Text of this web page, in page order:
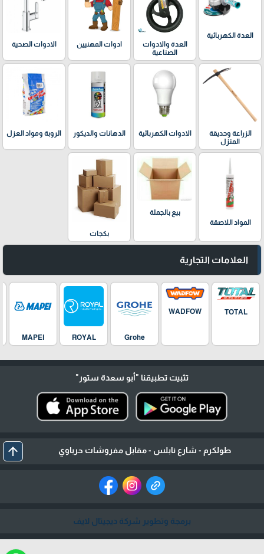
العدة الكهربائية
العدة والادوات
الصناعية
ادوات المهنيين الادوات الصحية
الزراعة وحديقة
المنزل
الادوات الكهربائية الدهانات والديكور الروبة ومواد العزل
المواد اللاصقة
بيع بالجملة
بكجات
العلامات التجارية
TOTAL
WADFOW
Grohe
ROYAL
MAPEI
تثبيت تطبيقنا "أبو سعدة ستور"
طولكرم - شارع نابلس - مقابل مفروشات حرباوي arrow_upward
برمجة وتطوير شركة ديجيتال لايف